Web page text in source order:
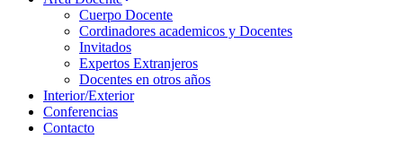
Cuerpo Docente
Cordinadores academicos y Docentes
Invitados
Expertos Extranjeros
Docentes en otros años
Interior/Exterior
Conferencias
Contacto